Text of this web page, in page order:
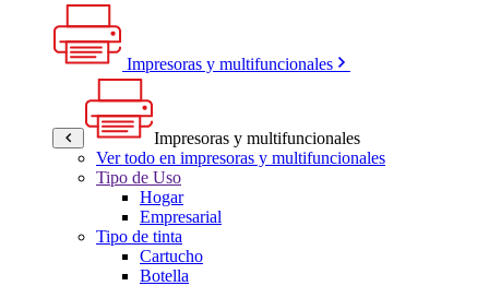
Impresoras y multifuncionales
Impresoras y multifuncionales
Ver todo en impresoras y multifuncionales
Tipo de Uso
Hogar
Empresarial
Tipo de tinta
Cartucho
Botella